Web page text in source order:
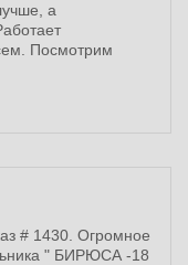
а
Посмотрим
# 1430. Огромное
" БИРЮСА -18